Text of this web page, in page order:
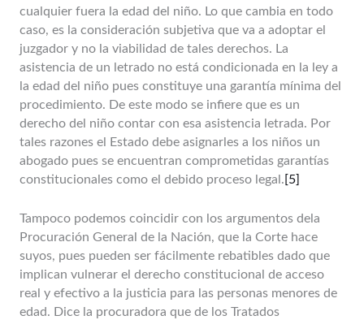
cualquier fuera la edad del niño. Lo que cambia en todo
caso, es la consideración subjetiva que va a adoptar el
juzgador y no la viabilidad de tales derechos. La
asistencia de un letrado no está condicionada en la ley a
la edad del niño pues constituye una garantía mínima del
procedimiento. De este modo se infiere que es un
derecho del niño contar con esa asistencia letrada. Por
tales razones el Estado debe asignarles a los niños un
abogado pues se encuentran comprometidas garantías
constitucionales como el debido proceso legal. [5]
Tampoco podemos coincidir con los argumentos dela
Procuración General de la Nación, que la Corte hace
suyos, pues pueden ser fácilmente rebatibles dado que
implican vulnerar el derecho constitucional de acceso
real y efectivo a la justicia para las personas menores de
edad. Dice la procuradora que de los Tratados